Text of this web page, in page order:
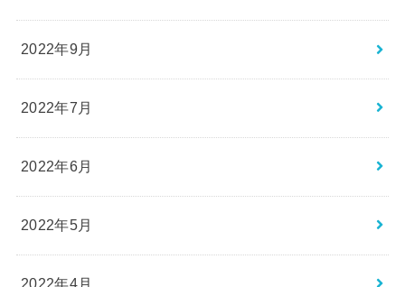
2022年9月
2022年7月
2022年6月
2022年5月
2022年4月